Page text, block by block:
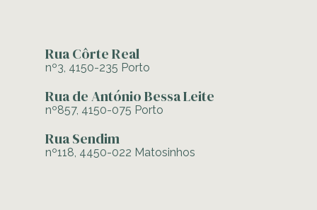
Rua Côrte Real
nº3, 4150-235 Porto
Rua de António Bessa Leite
nº857, 4150-075 Porto
Rua Sendim
nº118, 4450-022 Matosinhos